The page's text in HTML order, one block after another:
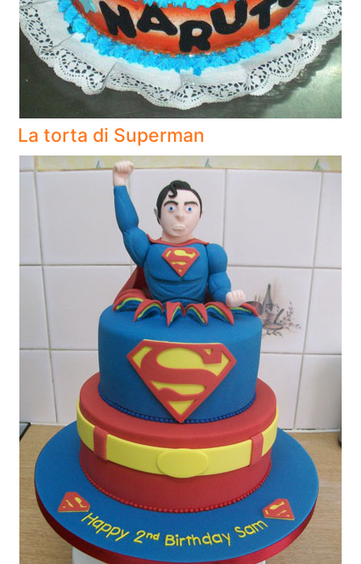
La torta di Superman